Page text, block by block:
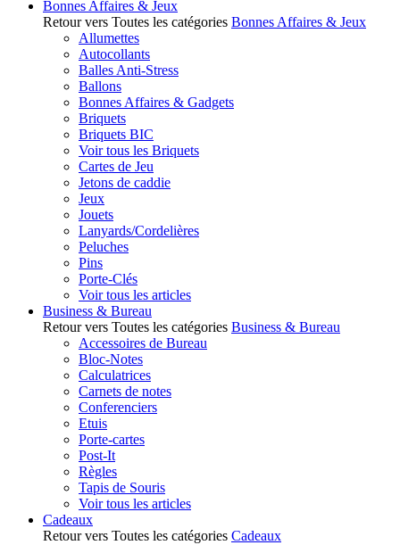
Bonnes Affaires & Jeux
Retour vers Toutes les catégories Bonnes Affaires & Jeux
Allumettes
Autocollants
Balles Anti-Stress
Ballons
Bonnes Affaires & Gadgets
Briquets
Briquets BIC
Voir tous les Briquets
Cartes de Jeu
Jetons de caddie
Jeux
Jouets
Lanyards/Cordelières
Peluches
Pins
Porte-Clés
Voir tous les articles
Business & Bureau
Retour vers Toutes les catégories Business & Bureau
Accessoires de Bureau
Bloc-Notes
Calculatrices
Carnets de notes
Conferenciers
Etuis
Porte-cartes
Post-It
Règles
Tapis de Souris
Voir tous les articles
Cadeaux
Retour vers Toutes les catégories Cadeaux